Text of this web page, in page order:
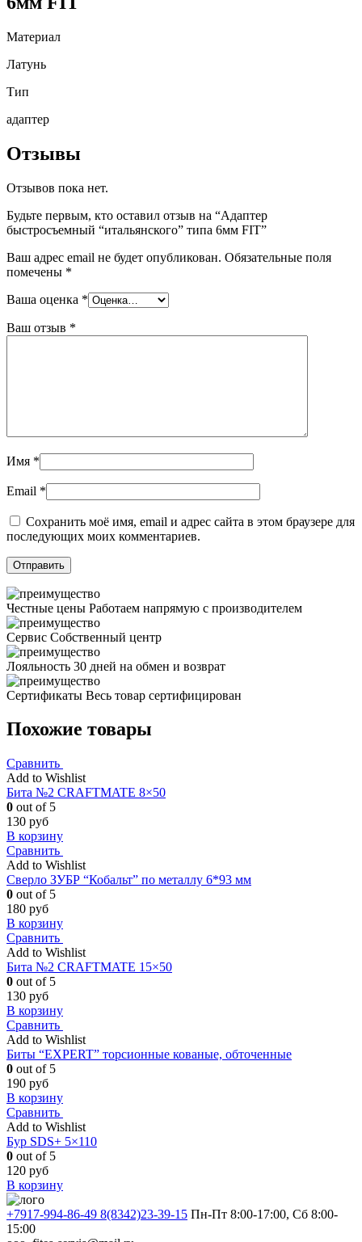
Материал
Латунь
Тип
адаптер
Отзывы
Отзывов пока нет.
Будьте первым, кто оставил отзыв на “Адаптер
быстросъемный “итальянского” типа 6мм FIT”
Ваш адрес email не будет опубликован. Обязательные поля
помечены *
Ваша оценка *
Ваш отзыв *
Имя *
Email *
Сохранить моё имя, email и адрес сайта в этом браузере для
последующих моих комментариев.
Честные цены Работаем напрямую с производителем
Сервис Собственный центр
Лояльность 30 дней на обмен и возврат
Сертификаты Весь товар сертифицирован
Похожие товары
Сравнить
Add to Wishlist
Бита №2 CRAFTMATE 8×50
0 out of 5
130 руб
В корзину
Сравнить
Add to Wishlist
Сверло ЗУБР “Кобальт” по металлу 6*93 мм
0 out of 5
180 руб
В корзину
Сравнить
Add to Wishlist
Бита №2 CRAFTMATE 15×50
0 out of 5
130 руб
В корзину
Сравнить
Add to Wishlist
Биты “EXPERT” торсионные кованые, обточенные
0 out of 5
190 руб
В корзину
Сравнить
Add to Wishlist
Бур SDS+ 5×110
0 out of 5
120 руб
В корзину
+7917-994-86-49 8(8342)23-39-15 Пн-Пт 8:00-17:00, Сб 8:00-
15:00